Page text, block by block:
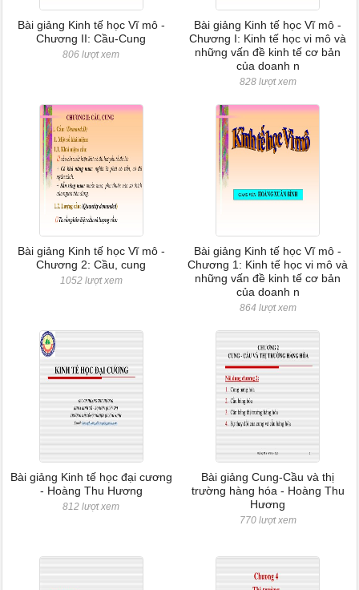
Bài giảng Kinh tế học Vĩ mô -
Chương II: Cầu-Cung
806 lượt xem
Bài giảng Kinh tế học Vĩ mô -
Chương I: Kinh tế học vi mô và
những vấn đề kinh tế cơ bản
của doanh n
828 lượt xem
Bài giảng Kinh tế học Vĩ mô -
Chương 2: Cầu, cung
1052 lượt xem
Bài giảng Kinh tế học Vĩ mô -
Chương 1: Kinh tế học vi mô và
những vấn đề kinh tế cơ bản
của doanh n
864 lượt xem
Bài giảng Kinh tế học đại cương
- Hoàng Thu Hương
812 lượt xem
Bài giảng Cung-Cầu và thị
trường hàng hóa - Hoàng Thu
Hương
770 lượt xem